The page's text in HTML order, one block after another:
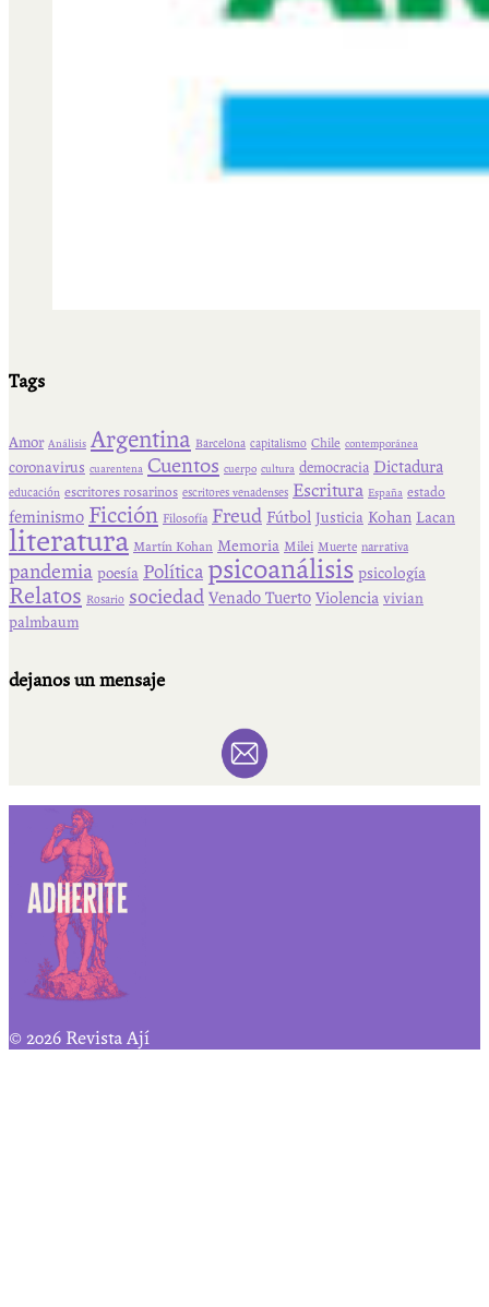
Tags
Amor Análisis Argentina Barcelona capitalismo Chile contemporánea
coronavirus cuarentena Cuentos cuerpo cultura democracia Dictadura
educación escritores rosarinos escritores venadenses Escritura España estado
feminismo Ficción Filosofía Freud Fútbol Justicia Kohan Lacan
literatura Martín Kohan Memoria Milei Muerte narrativa
pandemia poesía Política psicoanálisis psicología
Relatos Rosario sociedad Venado Tuerto Violencia vivian
palmbaum
dejanos un mensaje
© 2026 Revista Ají